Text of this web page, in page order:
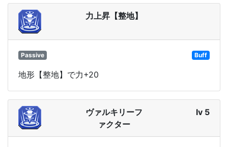
力上昇【整地】
Passive Buff
地形【整地】で力+20
ヴァルキリーフ
ァクター
lv 5